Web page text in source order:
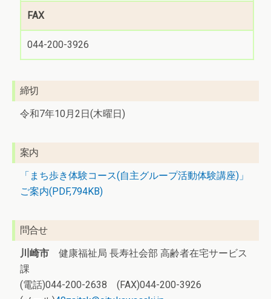
FAX
044-200-3926
締切
令和7年10月2日(木曜日)
案内
「まち歩き体験コース(自主グループ活動体験講座)」
ご案内(PDF,794KB)
問合せ
川崎市 健康福祉局 長寿社会部 高齢者在宅サービス
課
(電話)044-200-2638 (FAX)044-200-3926